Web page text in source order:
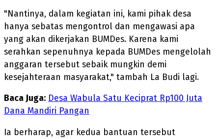
"Nantinya, dalam kegiatan ini, kami pihak desa
hanya sebatas mengontrol dan mengawasi apa
yang akan dikerjakan BUMDes. Karena kami
serahkan sepenuhnya kepada BUMDes mengelolah
anggaran tersebut sebaik mungkin demi
kesejahteraan masyarakat," tambah La Budi lagi.
Baca Juga: Desa Wabula Satu Keciprat Rp100 Juta
Dana Mandiri Pangan
Ia berharap, agar kedua bantuan tersebut